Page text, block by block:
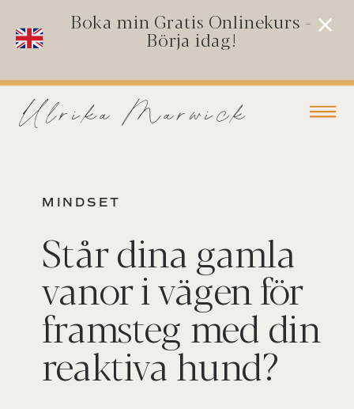
Boka min Gratis Onlinekurs -
Börja idag!
Ulrika Marwick
MINDSET
Står dina gamla
vanor i vägen för
framsteg med din
reaktiva hund?